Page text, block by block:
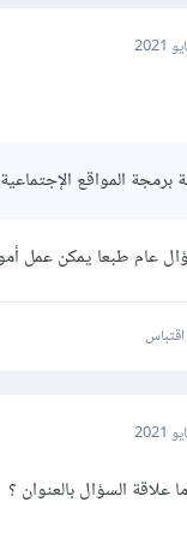
برمجة المواقع
عام طبعا يمكن عمل
اقتباس
علاقة السؤال بالعنوان ؟